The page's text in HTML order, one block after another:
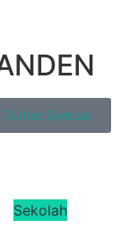
Lihat Semua
Sekolah